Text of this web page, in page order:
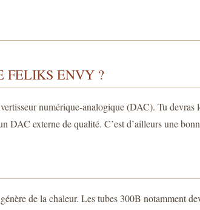
FELIKS ENVY ?
numérique-analogique (DAC). Tu
externe de qualité. C’est d’ailleurs une
de la chaleur. Les tubes 300B notamment